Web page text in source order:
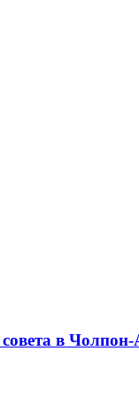
в Чолпон-